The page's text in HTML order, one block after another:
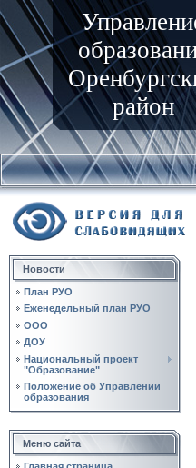
район
Новости
План РУО
Еженедельный план РУО
ООО
ДОУ
Национальный проект
"Образование"
Положение об Управлении
образования
Меню сайта